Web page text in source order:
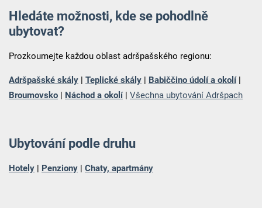
Hledáte možnosti, kde se pohodlně
ubytovat?
Prozkoumejte každou oblast adršpašského regionu:
Adršpašské skály| Teplické skály| Babiččino údolí a okolí
Broumovsko| Náchod a okolí Všechna ubytování Adršpach
Ubytování podle druhu
Hotely | Penziony | Chaty, apartmány